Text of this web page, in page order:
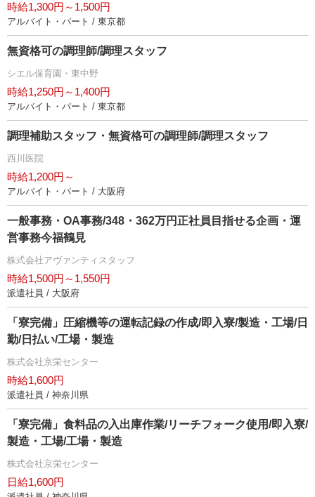
時給1,300円～1,500円
アルバイト・パート / 東京都
無資格可の調理師/調理スタッフ
シエル保育園・東中野
時給1,250円～1,400円
アルバイト・パート / 東京都
調理補助スタッフ・無資格可の調理師/調理スタッフ
西川医院
時給1,200円～
アルバイト・パート / 大阪府
一般事務・OA事務/348・362万円正社員目指せる企画・運
営事務今福鶴見
株式会社アヴァンティスタッフ
時給1,500円～1,550円
派遣社員 / 大阪府
「寮完備」圧縮機等の運転記録の作成/即入寮/製造・工場/日
勤/日払い/工場・製造
株式会社京栄センター
時給1,600円
派遣社員 / 神奈川県
「寮完備」食料品の入出庫作業/リーチフォーク使用/即入寮/
製造・工場/工場・製造
株式会社京栄センター
日給1,600円